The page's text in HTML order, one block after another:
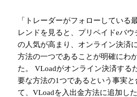
「トレーダーがフォローしている
レンドを見ると、プリペイドeバウ
の人気が高まり、オンライン決済
方法の一つであることが明確にわ
た。 VLoadがオンライン決済する
要な方法の1つであるという事実と
て、VLoadを入出金方法に追加し